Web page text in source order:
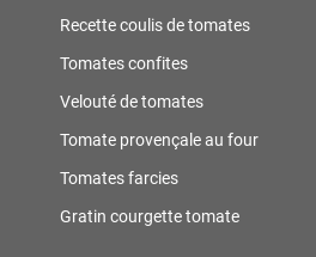
Recette coulis de tomates
Tomates confites
Velouté de tomates
Tomate provençale au four
Tomates farcies
Gratin courgette tomate